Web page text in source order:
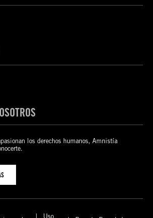
los derechos humanos, Amnistía
Uso